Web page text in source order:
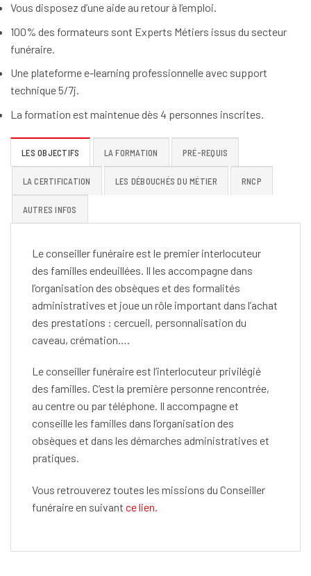
Vous disposez d’une aide au retour à l’emploi.
100% des formateurs sont Experts Métiers issus du secteur
funéraire.
Une plateforme e-learning professionnelle avec support
technique 5/7j.
La formation est maintenue dès 4 personnes inscrites.
LES OBJECTIFS LA FORMATION PRÉ-REQUIS
LA CERTIFICATION LES DÉBOUCHÉS DU MÉTIER RNCP
AUTRES INFOS
Le conseiller funéraire est le premier interlocuteur
des familles endeuillées. Il les accompagne dans
l’organisation des obsèques et des formalités
administratives et joue un rôle important dans l’achat
des prestations : cercueil, personnalisation du
caveau, crémation….
Le conseiller funéraire est l’interlocuteur privilégié
des familles. C’est la première personne rencontrée,
au centre ou par téléphone. Il accompagne et
conseille les familles dans l’organisation des
obsèques et dans les démarches administratives et
pratiques.
Vous retrouverez toutes les missions du Conseiller
funéraire en suivant ce lien.